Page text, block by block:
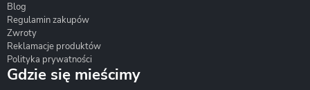
Blog
Regulamin zakupów
Zwroty
Reklamacje produktów
Polityka prywatności
Gdzie się mieścimy